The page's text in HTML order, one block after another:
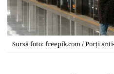
Sursă foto: freepik.com / Porți